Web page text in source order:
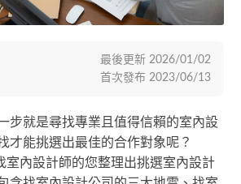
步就是尋找專業且值得信賴的室內設
才能挑選出最佳的合作對象呢？
室內設計師的您整理出挑選室內設計
最後更新 2026/01/02
首次發布 2023/06/13